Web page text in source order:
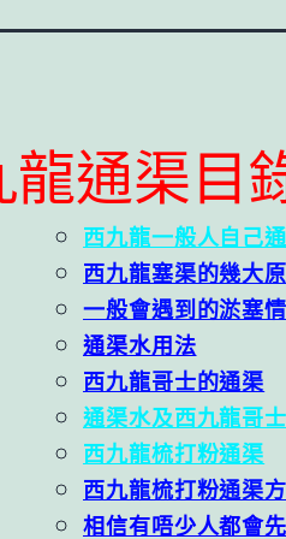
龍通渠目
西九龍一般人自己
西九龍塞渠的幾大
一般會遇到的淤塞
通渠水用法
西九龍哥士的通渠
通渠水及西九龍哥
西九龍梳打粉通渠
西九龍梳打粉通渠
相信有唔少人都會